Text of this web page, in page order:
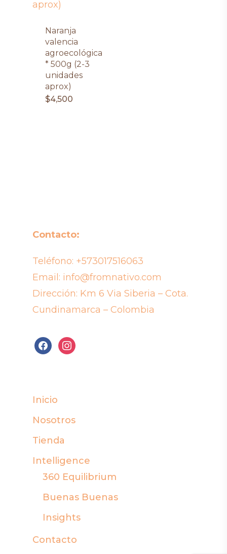
Naranja
valencia
agroecológica
* 500g (2-3
unidades
aprox)
$4,500
Contacto:
Teléfono: +573017516063
Email: info@fromnativo.com
Dirección: Km 6 Via Siberia – Cota.
Cundinamarca – Colombia
facebookinstagram
Inicio
Nosotros
Tienda
Intelligence
360 Equilibrium
Buenas Buenas
Insights
Contacto